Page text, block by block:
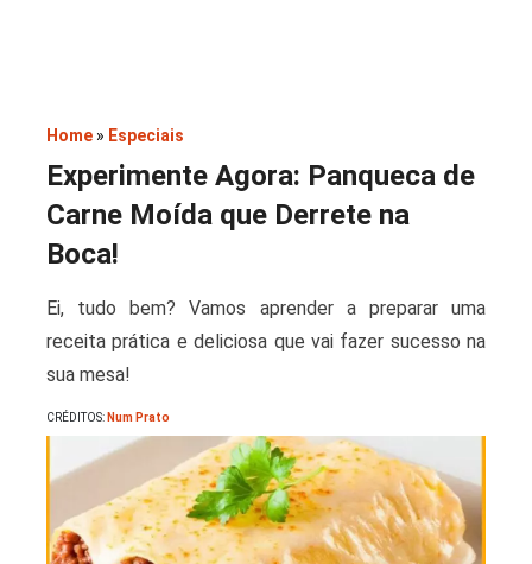
Home » Especiais
Experimente Agora: Panqueca de
Carne Moída que Derrete na
Boca!
Ei, tudo bem? Vamos aprender a preparar uma
receita prática e deliciosa que vai fazer sucesso na
sua mesa!
CRÉDITOS: Num Prato